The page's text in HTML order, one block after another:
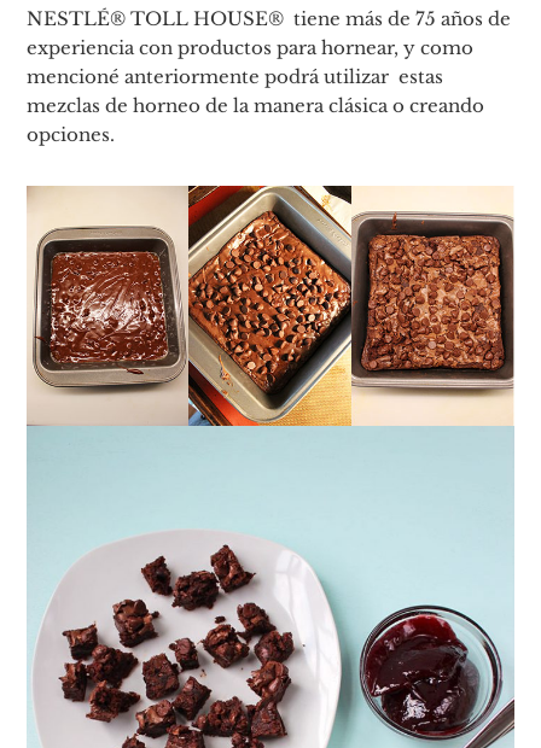
NESTLÉ® TOLL HOUSE® tiene más de 75 años de
experiencia con productos para hornear, y como
mencioné anteriormente podrá utilizar estas
mezclas de horneo de la manera clásica o creando
opciones.